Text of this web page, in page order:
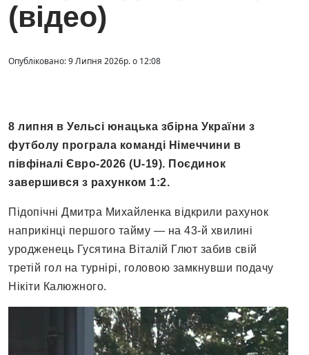
(відео)
Опубліковано: 9 Липня 2026р. о 12:08
8 липня в Уельсі юнацька збірна України з
футболу програла команді Німеччини в
півфіналі Євро-2026 (U-19). Поєдинок
завершився з рахунком 1:2.
Підопічні Дмитра Михайленка відкрили рахунок
наприкінці першого тайму — на 43-й хвилині
уродженець Гусятина Віталій Глют забив свій
третій гол на турнірі, головою замкнувши подачу
Нікіти Калюжного.
Відеопрогравач